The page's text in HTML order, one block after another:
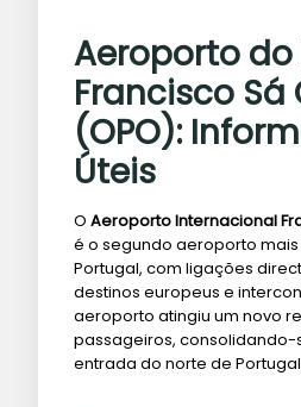
Aeroporto do
Francisco Sá
(OPO):
Úteis
O Aeroporto Internacional
é o segundo aeroporto
Portugal, com ligações
destinos europeus e
aeroporto atingiu um novo
passageiros,
entrada do norte de